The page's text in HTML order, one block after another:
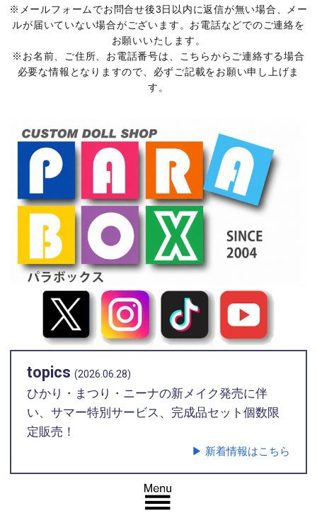
※メールフォームでお問合せ後3日以内に返信が無い場合、メー
ルが届いていない場合がございます。お電話などでのご連絡を
お願いいたします。
※お名前、ご住所、お電話番号は、こちらからご連絡する場合
必要な情報となりますので、必ずご記載をお願い申し上げま
す。